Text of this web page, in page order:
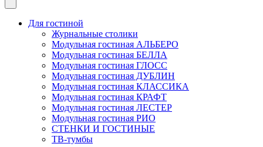
Для гостиной
Журнальные столики
Модульная гостиная АЛЬБЕРО
Модульная гостиная БЕЛЛА
Модульная гостиная ГЛОСС
Модульная гостиная ДУБЛИН
Модульная гостиная КЛАССИКА
Модульная гостиная КРАФТ
Модульная гостиная ЛЕСТЕР
Модульная гостиная РИО
СТЕНКИ И ГОСТИНЫЕ
ТВ-тумбы